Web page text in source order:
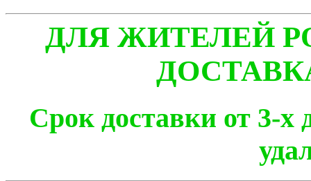
ДЛЯ ЖИТЕЛЕЙ
Срок доставки от 3-х